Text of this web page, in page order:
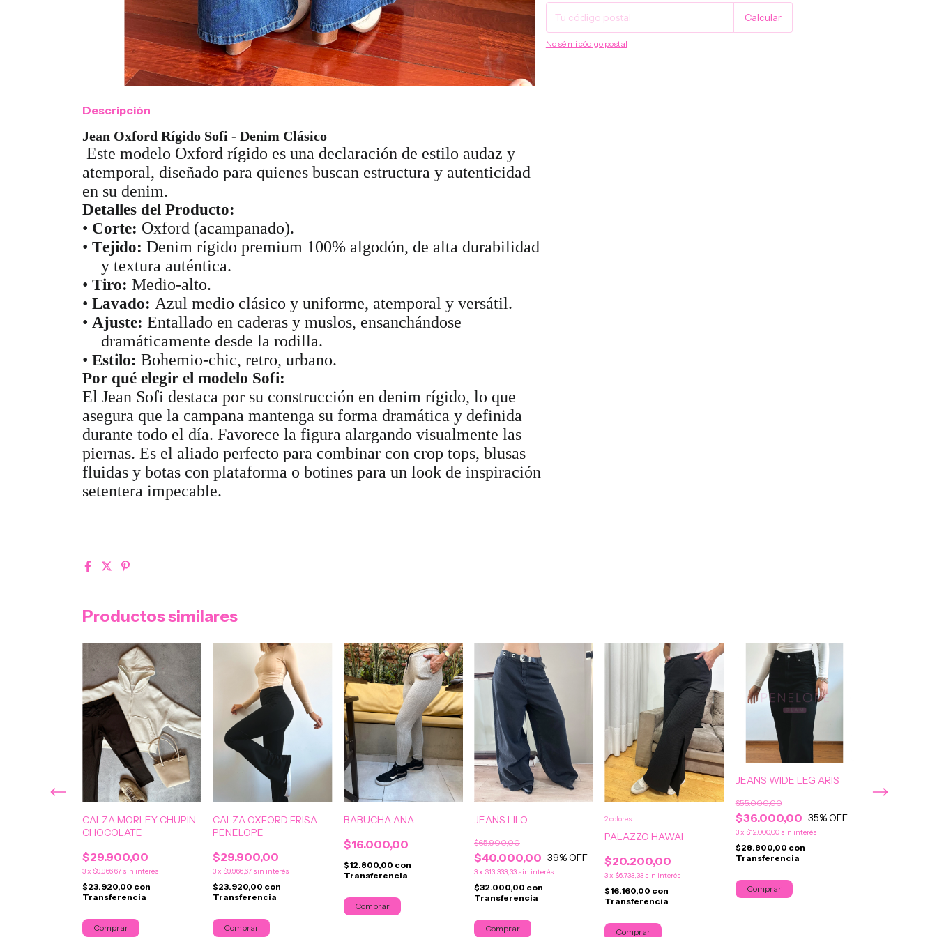
Calcular
No sé mi código postal
Descripción
Jean Oxford Rígido Sofi - Denim Clásico
Este modelo Oxford rígido es una declaración de estilo audaz y
atemporal, diseñado para quienes buscan estructura y autenticidad
en su denim.
Detalles del Producto:
• Corte: Oxford (acampanado).
• Tejido: Denim rígido premium 100% algodón, de alta durabilidad
y textura auténtica.
• Tiro: Medio-alto.
• Lavado: Azul medio clásico y uniforme, atemporal y versátil.
• Ajuste: Entallado en caderas y muslos, ensanchándose
dramáticamente desde la rodilla.
• Estilo: Bohemio-chic, retro, urbano.
Por qué elegir el modelo Sofi:
El Jean Sofi destaca por su construcción en denim rígido, lo que
asegura que la campana mantenga su forma dramática y definida
durante todo el día. Favorece la figura alargando visualmente las
piernas. Es el aliado perfecto para combinar con crop tops, blusas
fluidas y botas con plataforma o botines para un look de inspiración
setentera impecable.
Productos similares
CALZA MORLEY CHUPIN
CHOCOLATE
$29.900,00
3x $9.966,67 sin interés
$23.920,00 con
Transferencia
Comprar
CALZA OXFORD FRISA
PENELOPE
$29.900,00
3x $9.966,67 sin interés
$23.920,00 con
Transferencia
Comprar
BABUCHA ANA
$16.000,00
$12.800,00 con
Transferencia
JEANS LILO
$40.000,00
$65.900,00
39% OFF
3x $13.333,33 sin interés
$32.000,00 con
Transferencia
Comprar
PALAZZO HAWAI
$20.200,00
3x $6.733,33 sin interés
$16.160,00 con
Transferencia
2 colores
Comprar
JEANS WIDE LEG ARIS
$36.000,00
$55.000,00
35% OFF
3x $12.000,00 sin interés
$28.800,00 con
Transferencia
Comprar